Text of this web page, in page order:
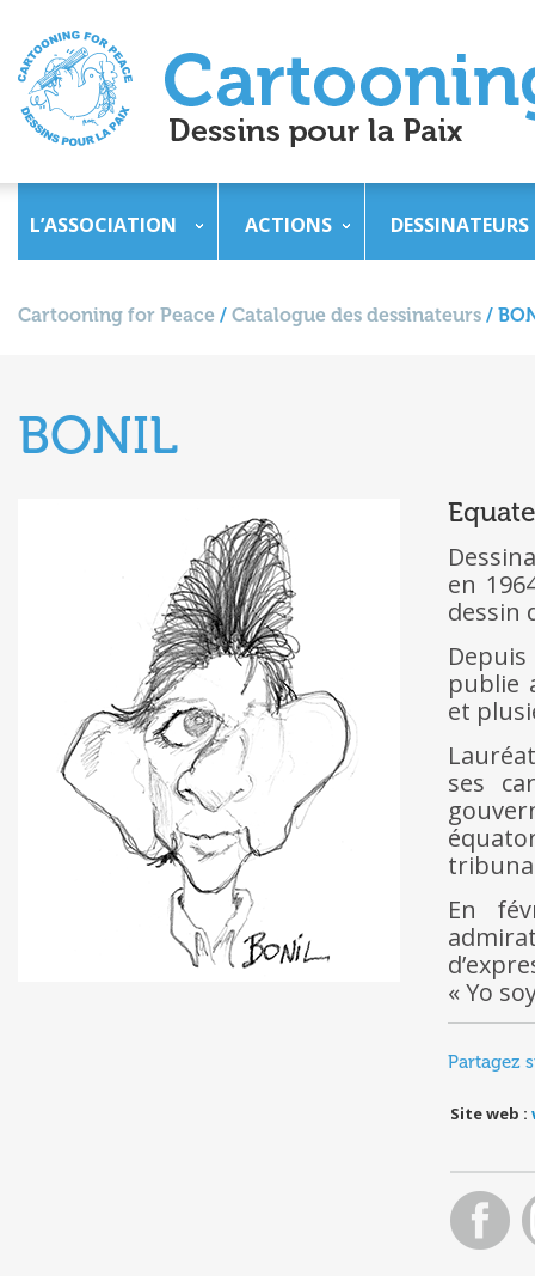
L’ASSOCIATION ACTIONS DESSINATEURS
Cartooning for Peace / Catalogue des dessinateurs /
BONIL
en
dessin
publie
et
ses
En
« Yo
Partagez
Site web :